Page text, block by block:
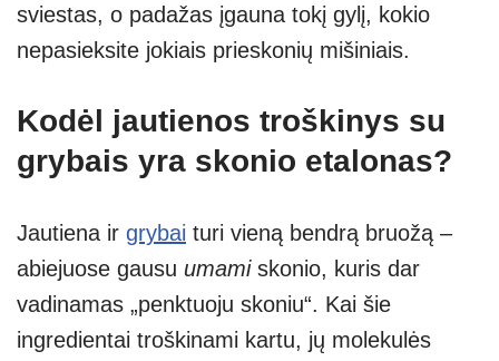
sviestas, o padažas įgauna tokį gylį, kokio
nepasieksite jokiais prieskonių mišiniais.
Kodėl jautienos troškinys su
grybais yra skonio etalonas?
Jautiena ir grybai turi vieną bendrą bruožą –
abiejuose gausu umamiskonio, kuris dar
vadinamas „penktuoju skoniu“. Kai šie
ingredientai troškinami kartu, jų molekulės